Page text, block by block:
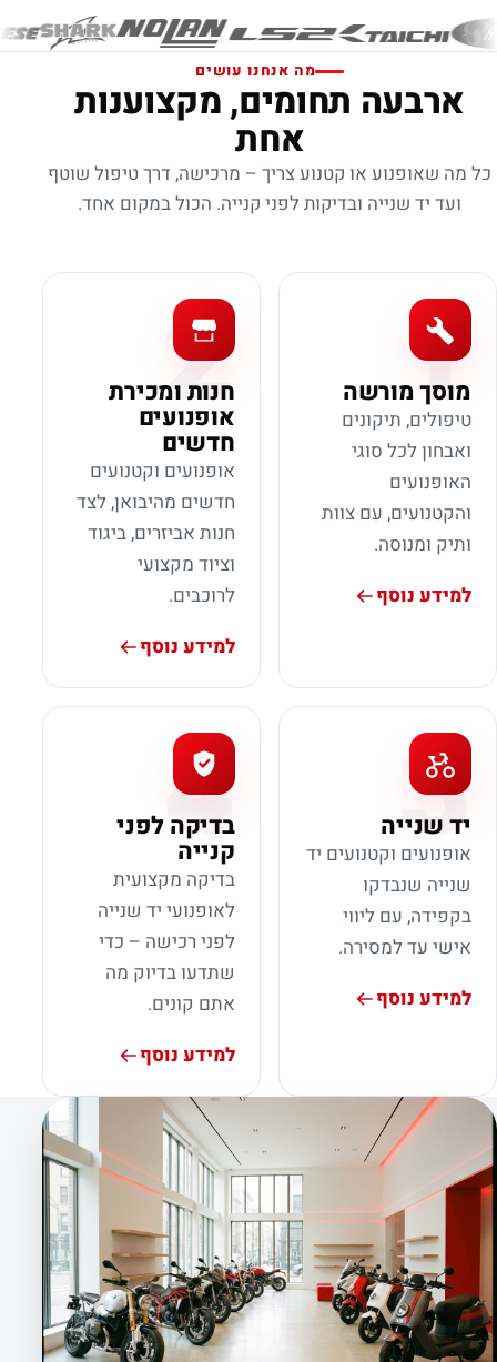
מה אנחנו עושים
ארבעה תחומים, מקצוענות
אחת
כל מה שאופנוע או קטנוע צריך – מרכישה, דרך טיפול שוטף
ועד יד שנייה ובדיקות לפני קנייה. הכול במקום אחד.
1
מוסך מורשה
טיפולים, תיקונים
ואבחון לכל סוגי
האופנועים
והקטנועים, עם צוות
ותיק ומנוסה.
למידע נוסף
2
חנות ומכירת
אופנועים
חדשים
אופנועים וקטנועים
חדשים מהיבואן, לצד
חנות אביזרים, ביגוד
וציוד מקצועי
לרוכבים.
למידע נוסף
3
יד שנייה
אופנועים וקטנועים יד
שנייה שנבדקו
בקפידה, עם ליווי
אישי עד למסירה.
למידע נוסף
4
בדיקה לפני
קנייה
בדיקה מקצועית
לאופנועי יד שנייה
לפני רכישה – כדי
שתדעו בדיוק מה
אתם קונים.
למידע נוסף